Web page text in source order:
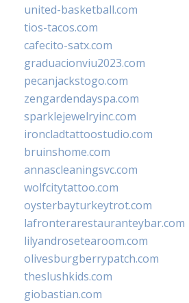
united-basketball.com
tios-tacos.com
cafecito-satx.com
graduacionviu2023.com
pecanjackstogo.com
zengardendayspa.com
sparklejewelryinc.com
ironcladtattoostudio.com
bruinshome.com
annascleaningsvc.com
wolfcitytattoo.com
oysterbayturkeytrot.com
lafronterarestauranteybar.com
lilyandrosetearoom.com
olivesburgberrypatch.com
theslushkids.com
giobastian.com